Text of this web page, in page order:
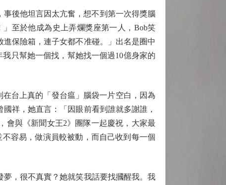
後他坦言因太亢奮，想不到第一次得獎腦
至於他成為史上弄爛獎座第一人，Bob笑
保險箱，連子女都不准碰。」出名是圈中
只幫她一個找，幫她找一個過10億身家的
台上真的「發台瘟」腦袋一片空白，因為
祥，她直言：「因眼前看到誰就多謝誰，
會與《新聞女王2》團隊一起慶祝，大家最
容易，做演員較被動，而自己收到每一個
，很不真實？她就笑我話要找摑醒我。我